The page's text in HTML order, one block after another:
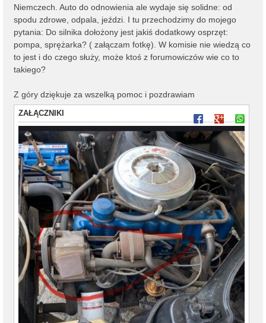
Niemczech. Auto do odnowienia ale wydaje się solidne: od
spodu zdrowe, odpala, jeździ. I tu przechodzimy do mojego
pytania: Do silnika dołożony jest jakiś dodatkowy osprzęt:
pompa, sprężarka? ( załączam fotkę). W komisie nie wiedzą co
to jest i do czego służy, może ktoś z forumowiczów wie co to
takiego?
Z góry dziękuje za wszelką pomoc i pozdrawiam
ZAŁĄCZNIKI